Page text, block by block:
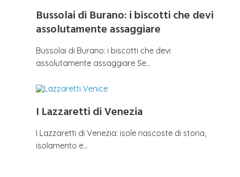
Bussolai di Burano: i biscotti che devi
assolutamente assaggiare
Bussolai di Burano: i biscotti che devi
assolutamente assaggiare Se…
I Lazzaretti di Venezia
I Lazzaretti di Venezia: isole nascoste di storia,
isolamento e…